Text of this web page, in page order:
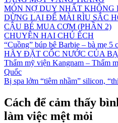
MÓN NỢ DUY NHẤT KHÔNG
DỪNG LẠI ĐỂ MÀI RÌU SẮC
CẬU BÉ MUA CƠM (PHẦN 2)
CHUYỆN HAI CHÚ ẾCH
“Cuồng” búp bê Barbie – bà mẹ 5
HÃY ĐẶT CỐC NƯỚC CỦA
Thẩm mỹ viện Kangnam – Thẩm
Quốc
Bị spa lởm “tiêm nhầm” silicon,
Cách để cảm thấy
làm việc mệt mỏi